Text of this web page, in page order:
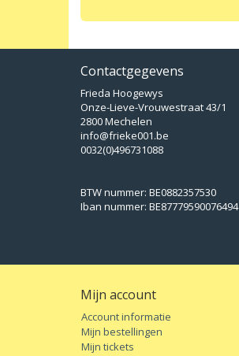
Contactgegevens
Frieda Hoogewys
Onze-Lieve-Vrouwestraat 43/1
2800 Mechelen
info@frieke001.be
0032(0)496731088
BTW nummer: BE0882357530
Iban nummer: BE87779590076494
Mijn account
Account informatie
Mijn bestellingen
Mijn tickets